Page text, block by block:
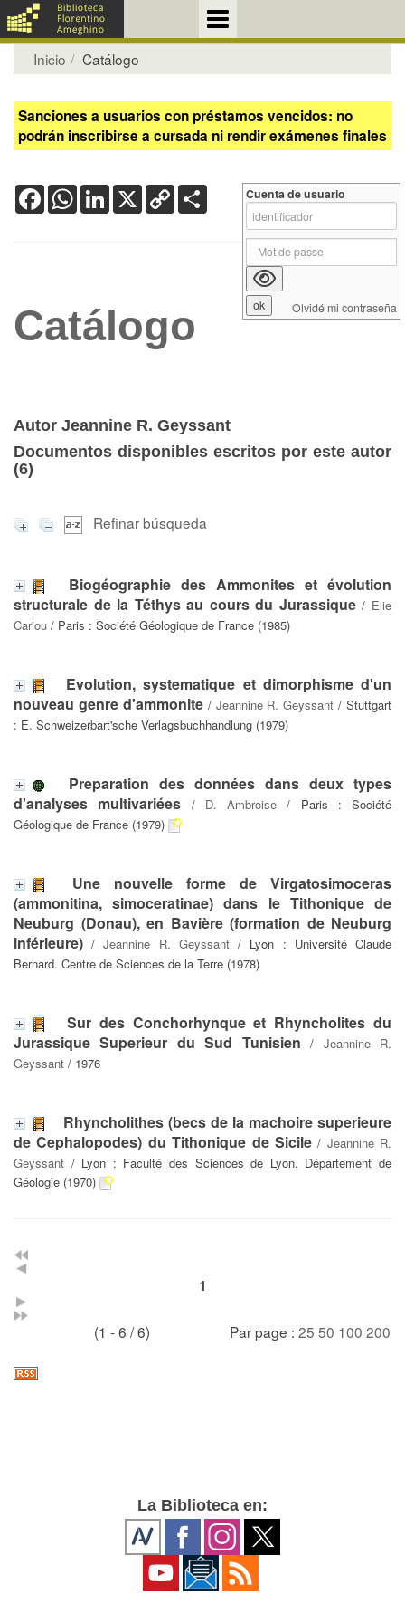
Inicio Catálogo
Sanciones a usuarios con préstamos vencidos: no
podrán inscribirse a cursada ni rendir exámenes finales
FacebookWhatsApp
LinkedIn
X Copy
Link
Catálogo
Autor Jeannine R. Geyssant
Documentos disponibles escritos por este autor
(6)
Refinar búsqueda
Biogéographie des Ammonites et évolution
structurale de la Téthys au cours du Jurassique/ Elie
Cariou / Paris : Société Géologique de France (1985)
Evolution, systematique et dimorphisme d'un
nouveau genre d'ammonite/ Jeannine R. Geyssant / Stuttgart
: E. Schweizerbart'sche Verlagsbuchhandlung (1979)
Preparation des données dans deux types
d'analyses multivariées / D. Ambroise / Paris : Société
Géologique de France (1979)
Une nouvelle forme de Virgatosimoceras
(ammonitina, simoceratinae) dans le Tithonique de
Neuburg (Donau), en Bavière (formation de Neuburg
inférieure) /Jeannine R. Geyssant/ Lyon : Université Claude
Bernard. Centre de Sciences de la Terre (1978)
Sur des Conchorhynque et Rhyncholites du
Jurassique Superieur du Sud Tunisien / Jeannine R.
Geyssant / 1976
Rhyncholithes (becs de la machoire superieure
de Cephalopodes) du Tithonique de Sicile/ Jeannine R.
Geyssant / Lyon : Faculté des Sciences de Lyon. Département de
Géologie (1970)
1
(1 - 6 / 6) Par page : 25 50 100 200
Cuenta de usuario
Olvidé mi contraseña
La Biblioteca en: